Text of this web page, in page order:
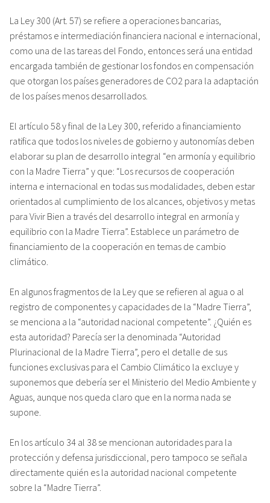
La Ley 300 (Art. 57) se refiere a operaciones bancarias,
préstamos e intermediación financiera nacional e internacional,
como una de las tareas del Fondo, entonces será una entidad
encargada también de gestionar los fondos en compensación
que otorgan los países generadores de CO2 para la adaptación
de los países menos desarrollados.
El artículo 58 y final de la Ley 300, referido a financiamiento
ratifica que todos los niveles de gobierno y autonomías deben
elaborar su plan de desarrollo integral “en armonía y equilibrio
con la Madre Tierra” y que: “Los recursos de cooperación
interna e internacional en todas sus modalidades, deben estar
orientados al cumplimiento de los alcances, objetivos y metas
para Vivir Bien a través del desarrollo integral en armonía y
equilibrio con la Madre Tierra”. Establece un parámetro de
financiamiento de la cooperación en temas de cambio
climático.
En algunos fragmentos de la Ley que se refieren al agua o al
registro de componentes y capacidades de la “Madre Tierra”,
se menciona a la “autoridad nacional competente”. ¿Quién es
esta autoridad? Parecía ser la denominada “Autoridad
Plurinacional de la Madre Tierra”, pero el detalle de sus
funciones exclusivas para el Cambio Climático la excluye y
suponemos que debería ser el Ministerio del Medio Ambiente y
Aguas, aunque nos queda claro que en la norma nada se
supone.
En los artículo 34 al 38 se mencionan autoridades para la
protección y defensa jurisdiccional, pero tampoco se señala
directamente quién es la autoridad nacional competente
sobre la “Madre Tierra”.